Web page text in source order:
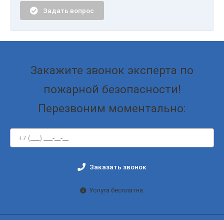
Задать вопрос
Закажите звонок эксперта по
пожарной безопасности!
Перезвоним моментально:
Заказать звонок
Услуга бесплатна.